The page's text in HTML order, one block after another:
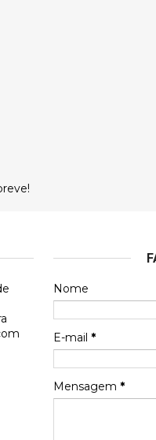
Nome
E-mail *
Mensagem *